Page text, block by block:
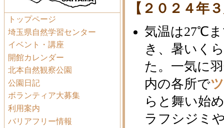
トップページ
埼玉県自然学習センター
イベント・講座
開館カレンダー
北本自然観察公園
公園日記
ボランティア大募集
利用案内
バリアフリー情報
【２０２４年
気温は27℃
き、暑いく
た。一気に
内の各所で
らと舞い始
ラフシジミ